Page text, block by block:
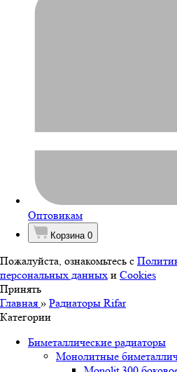
Оптовикам
Корзина 0
Пожалуйста, ознакомьтесь с
персональных данных и Cookies
Принять
Главная » Радиаторы Rifar
Категории
Биметаллические радиаторы
Монолитные